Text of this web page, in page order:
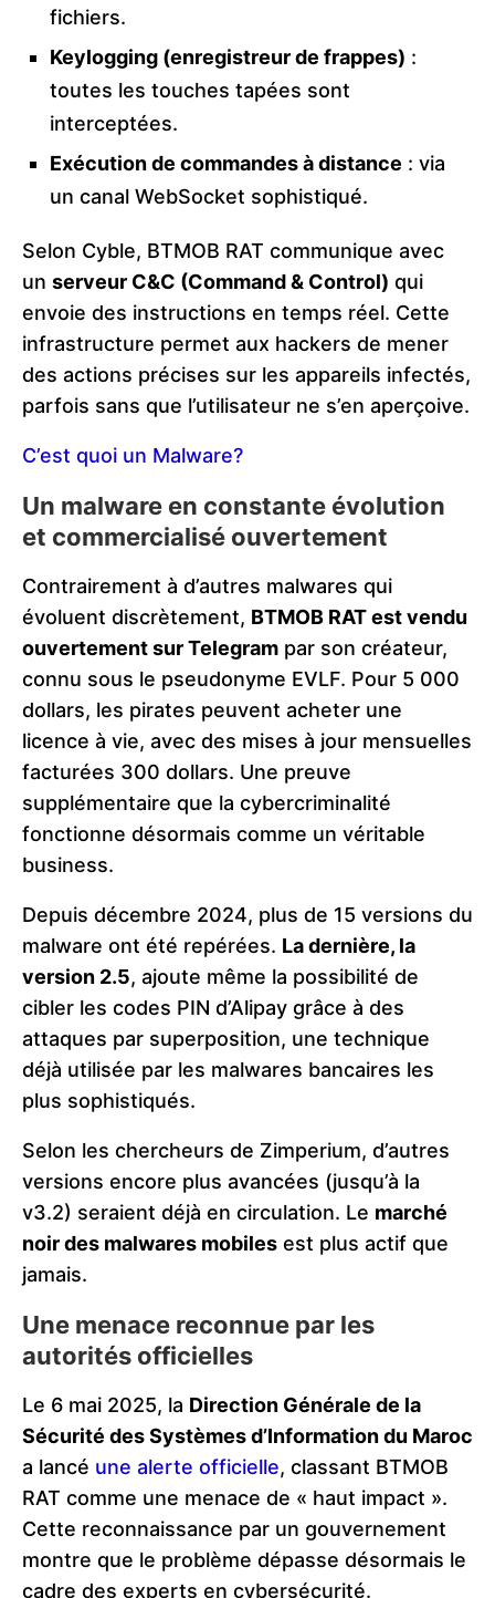
fichiers.
Keylogging (enregistreur de frappes) :
toutes les touches tapées sont
interceptées.
Exécution de commandes à distance : via
un canal WebSocket sophistiqué.
Selon Cyble, BTMOB RAT communique avec
un serveur C&C (Command & Control) qui
envoie des instructions en temps réel. Cette
infrastructure permet aux hackers de mener
des actions précises sur les appareils infectés,
parfois sans que l’utilisateur ne s’en aperçoive.
C’est quoi un Malware?
Un malware en constante évolution
et commercialisé ouvertement
Contrairement à d’autres malwares qui
évoluent discrètement, BTMOB RAT est vendu
ouvertement sur Telegram par son créateur,
connu sous le pseudonyme EVLF. Pour 5 000
dollars, les pirates peuvent acheter une
licence à vie, avec des mises à jour mensuelles
facturées 300 dollars. Une preuve
supplémentaire que la cybercriminalité
fonctionne désormais comme un véritable
business.
Depuis décembre 2024, plus de 15 versions du
malware ont été repérées. La dernière, la
version 2.5, ajoute même la possibilité de
cibler les codes PIN d’Alipay grâce à des
attaques par superposition, une technique
déjà utilisée par les malwares bancaires les
plus sophistiqués.
Selon les chercheurs de Zimperium, d’autres
versions encore plus avancées (jusqu’à la
v3.2) seraient déjà en circulation. Le marché
noir des malwares mobiles est plus actif que
jamais.
Une menace reconnue par les
autorités officielles
Le 6 mai 2025, la Direction Générale de la
Sécurité des Systèmes d’Information du Maroc
a lancé une alerte officielle, classant BTMOB
RAT comme une menace de « haut impact ».
Cette reconnaissance par un gouvernement
montre que le problème dépasse désormais le
cadre des experts en cybersécurité.